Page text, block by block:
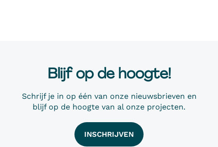
Blijf op de hoogte!
Schrijf je in op één van onze nieuwsbrieven en
blijf op de hoogte van al onze projecten.
INSCHRIJVEN